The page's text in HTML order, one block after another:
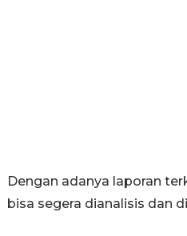
Dengan adanya laporan
bisa segera dianalisis dan